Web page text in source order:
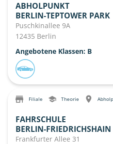
ABHOLPUNKT
BERLIN-TEPTOWER PARK
Puschkinallee 9A
12435 Berlin
Angebotene Klassen: B
Filiale Theorie
FAHRSCHULE
BERLIN-FRIEDRICHSHAIN
Frankfurter Allee 31